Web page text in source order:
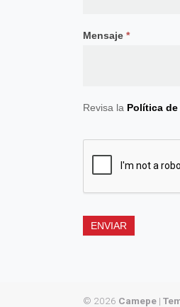
Mensaje *
Revisa la Política
ENVIAR
© 2026 Camepe |